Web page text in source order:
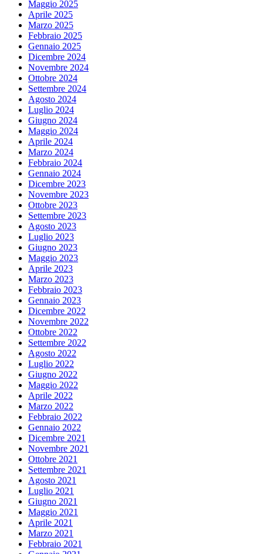
Maggio 2025
Aprile 2025
Marzo 2025
Febbraio 2025
Gennaio 2025
Dicembre 2024
Novembre 2024
Ottobre 2024
Settembre 2024
Agosto 2024
Luglio 2024
Giugno 2024
Maggio 2024
Aprile 2024
Marzo 2024
Febbraio 2024
Gennaio 2024
Dicembre 2023
Novembre 2023
Ottobre 2023
Settembre 2023
Agosto 2023
Luglio 2023
Giugno 2023
Maggio 2023
Aprile 2023
Marzo 2023
Febbraio 2023
Gennaio 2023
Dicembre 2022
Novembre 2022
Ottobre 2022
Settembre 2022
Agosto 2022
Luglio 2022
Giugno 2022
Maggio 2022
Aprile 2022
Marzo 2022
Febbraio 2022
Gennaio 2022
Dicembre 2021
Novembre 2021
Ottobre 2021
Settembre 2021
Agosto 2021
Luglio 2021
Giugno 2021
Maggio 2021
Aprile 2021
Marzo 2021
Febbraio 2021